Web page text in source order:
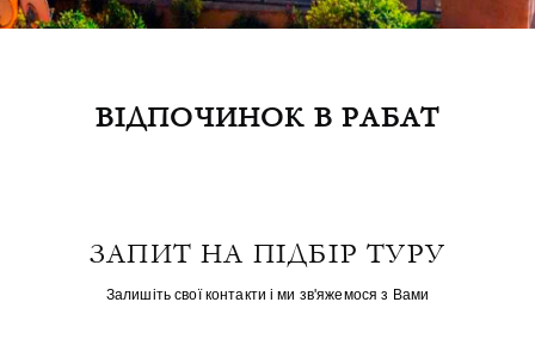
ВІДПОЧИНОК В РАБАТ
ЗАПИТ НА ПІДБІР ТУРУ
Залишіть свої контакти і ми зв'яжемося з Вами